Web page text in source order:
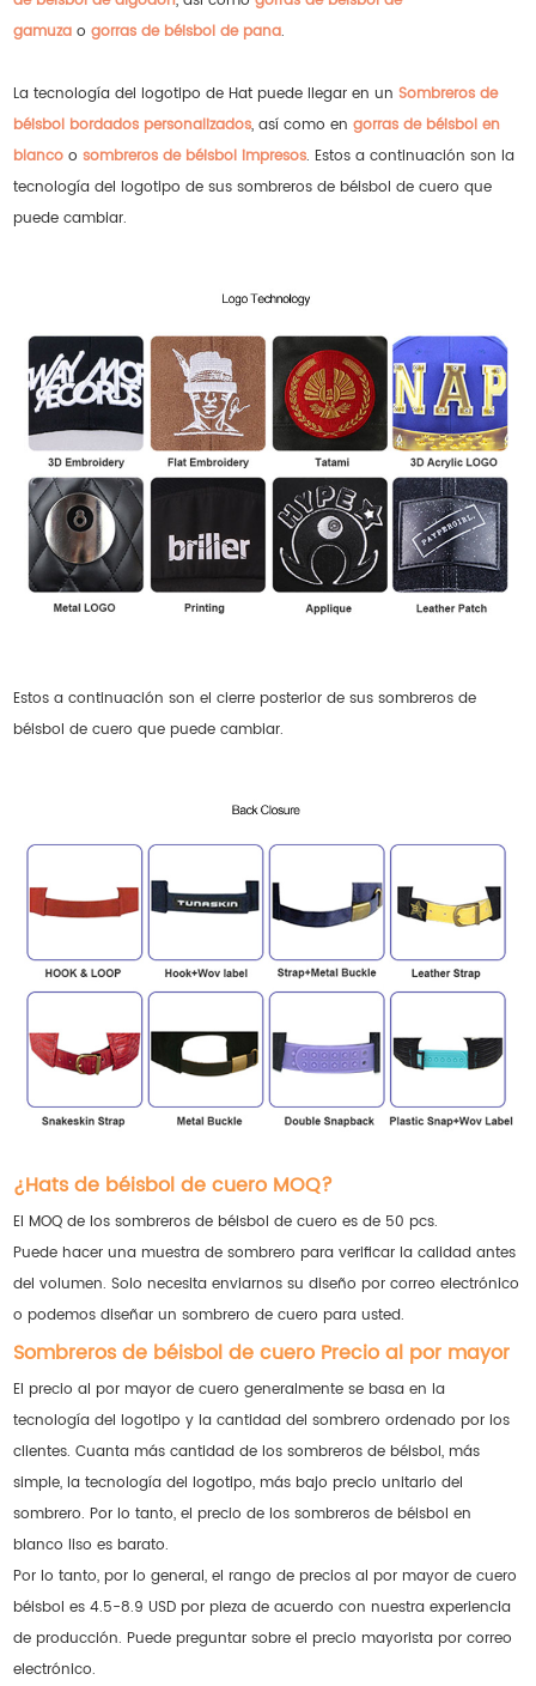
gamuza ogorras de béisbol de pana.
La tecnología del logotipo de Hat puede llegar en unSombreros de
béisbol bordados personalizados, así como engorras de béisbol en
blanco osombreros de béisbol impresos. Estos a continuación son la
tecnología del logotipo de sus sombreros de béisbol de cuero que
puede cambiar.
Estos a continuación son el cierre posterior de sus sombreros de
béisbol de cuero que puede cambiar.
¿Hats de béisbol de cuero MOQ?
El MOQ de los sombreros de béisbol de cuero es de 50 pcs.
Puede hacer una muestra de sombrero para verificar la calidad antes
del volumen. Solo necesita enviarnos su diseño por correo electrónico
o podemos diseñar un sombrero de cuero para usted.
Sombreros de béisbol de cuero Precio al por mayor
El precio al por mayor de cuero generalmente se basa en la
tecnología del logotipo y la cantidad del sombrero ordenado por los
clientes. Cuanta más cantidad de los sombreros de béisbol, más
simple, la tecnología del logotipo, más bajo precio unitario del
sombrero. Por lo tanto, el precio de los sombreros de béisbol en
blanco liso es barato.
Por lo tanto, por lo general, el rango de precios al por mayor de cuero
béisbol es 4.5-8.9 USD por pieza de acuerdo con nuestra experiencia
de producción. Puede preguntar sobre el precio mayorista por correo
electrónico.